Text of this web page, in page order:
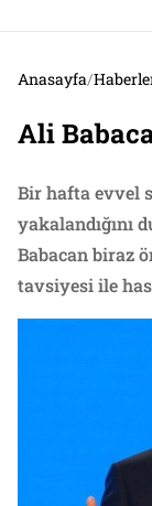
Anasayfa/
Ali
Bir hafta evvel
yakalandığını
Babacan biraz
tavsiyesi ile